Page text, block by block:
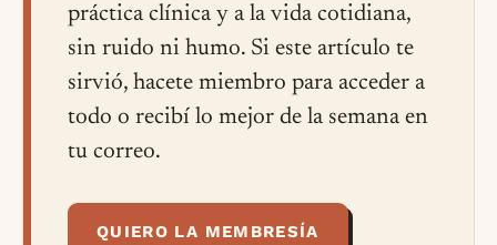
práctica clínica y a la vida cotidiana,
sin ruido ni humo. Si este artículo te
sirvió, hacete miembro para acceder a
todo o recibí lo mejor de la semana en
tu correo.
QUIERO LA MEMBRESÍA